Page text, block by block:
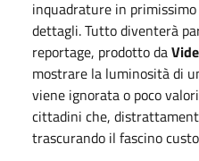
inquadrature in
dettagli. Tutto diventerà
reportage, prodotto da
mostrare la luminosità di
viene ignorata o poco
cittadini che,
trascurando il fascino